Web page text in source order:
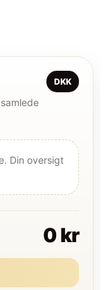
DKK
Din oversigt
0 kr